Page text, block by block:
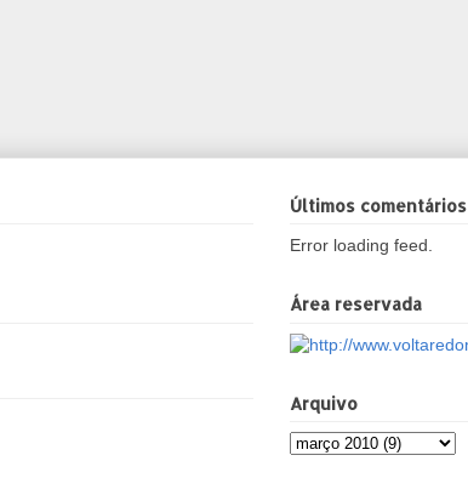
Últimos comentários
Error loading feed.
Área reservada
Arquivo